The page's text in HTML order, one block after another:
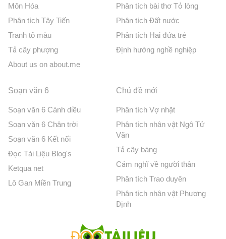
Môn Hóa
Phân tích Tây Tiến
Tranh tô màu
Tả cây phượng
About us on about.me
Phân tích bài thơ Tỏ lòng
Phân tích Đất nước
Phân tích Hai đứa trẻ
Định hướng nghề nghiệp
Soạn văn 6
Soạn văn 6 Cánh diều
Soạn văn 6 Chân trời
Soạn văn 6 Kết nối
Đọc Tài Liệu Blog's
Ketqua net
Lô Gan Miền Trung
Chủ đề mới
Phân tích Vợ nhặt
Phân tích nhân vật Ngô Tử
Văn
Tả cây bàng
Cảm nghĩ về người thân
Phân tích Trao duyên
Phân tích nhân vật Phương
Định